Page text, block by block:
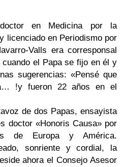
en Medicina por la
licenciado en Periodismo por
Valls era corresponsal
el Papa se fijo en él y
sugerencias: «Pensé que
!y fueron 22 años en el
de dos Papas, ensayista
doctor «Honoris Causa» por
de Europa y América.
sonriente y cordial, la
ahora el Consejo Asesor